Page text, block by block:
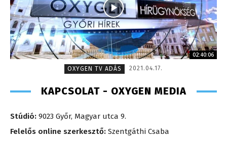
02:40:06
OXYGEN TV ADÁS
2021.04.17.
KAPCSOLAT - OXYGEN MEDIA
Stúdió: 9023 Győr, Magyar utca 9.
Felelős online szerkesztő: Szentgáthi Csaba